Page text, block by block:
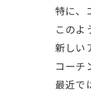
特に、
このよ
新しい
コーチ
最近で